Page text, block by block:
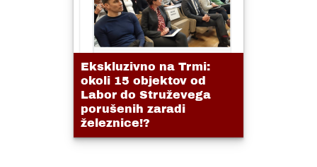
Ekskluzivno na Trmi:
okoli 15 objektov od
Labor do Struževega
porušenih zaradi
železnice!?